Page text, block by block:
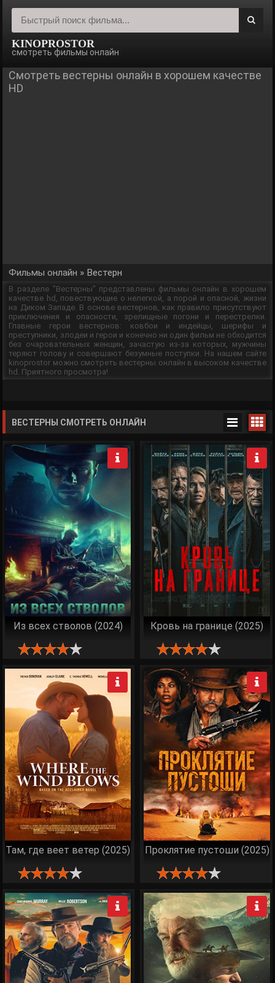
KINOPROSTOR
смотреть фильмы онлайн
Смотреть вестерны онлайн в хорошем качестве
HD
Фильмы онлайн » Вестерн
В разделе "Вестерны" представлены фильмы онлайн в хорошем
качестве hd, повествующие о нелегкой, а порой и опасной, жизни
на Диком Западе. В основе вестернов, как правило присутствуют
приключения и опасности, зрелищные погони и перестрелки.
Главные герои вестернов: ковбои и индейцы, шерифы и
преступники, злодеи и герои и конечно ни один фильм не обходится
без очаровательных женщин, зачастую из-за которых, мужчины
теряют голову и совершают безумные поступки. На нашем сайте
kinoprostor можно смотреть вестерны онлайн в высоком качестве
hd. Приятного просмотра!
ВЕСТЕРНЫ СМОТРЕТЬ ОНЛАЙН
Из всех стволов (2024) Кровь на границе (2025)
Там, где веет ветер (2025) Проклятие пустоши (2025)